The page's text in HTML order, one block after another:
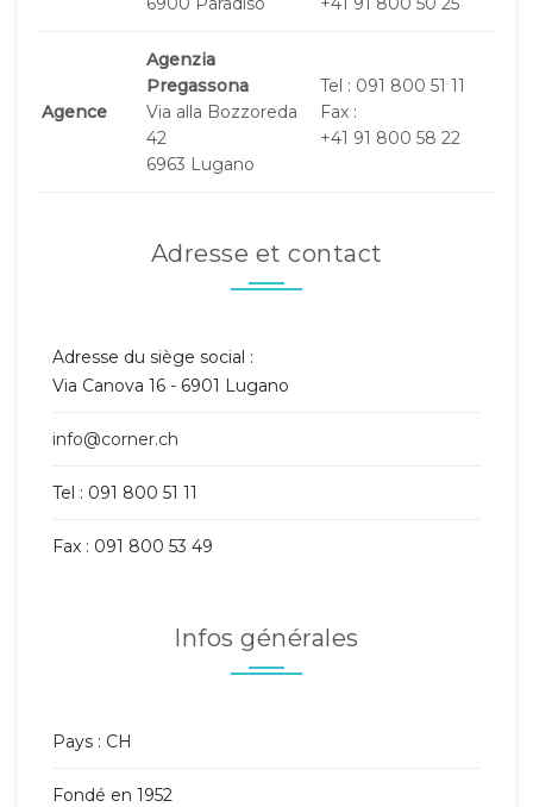
Agence
Agenzia
Pregassona
Via alla Bozzoreda
42
6963 Lugano
Tel : 091 800 51 11
Fax :
+41 91 800 58 22
Adresse et contact
Adresse du siège social :
Via Canova 16 - 6901 Lugano
info@corner.ch
Tel : 091 800 51 11
Fax : 091 800 53 49
Infos générales
Pays : CH
Fondé en 1952